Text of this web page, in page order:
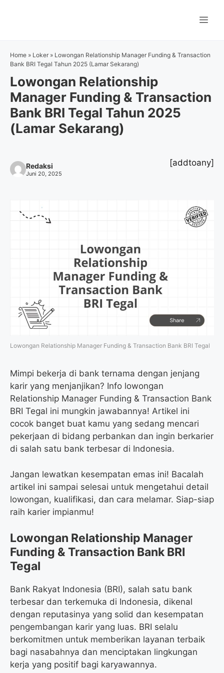
Home » Loker » Lowongan Relationship Manager Funding & Transaction
Bank BRI Tegal Tahun 2025 (Lamar Sekarang)
Lowongan Relationship
Manager Funding & Transaction
Bank BRI Tegal Tahun 2025
(Lamar Sekarang)
Redaksi
Juni 20, 2025
[addtoany]
Lowongan Relationship Manager Funding & Transaction Bank BRI Tegal
Mimpi bekerja di bank ternama dengan jenjang
karir yang menjanjikan? Info lowongan
Relationship Manager Funding & Transaction Bank
BRI Tegal ini mungkin jawabannya! Artikel ini
cocok banget buat kamu yang sedang mencari
pekerjaan di bidang perbankan dan ingin berkarier
di salah satu bank terbesar di Indonesia.
Jangan lewatkan kesempatan emas ini! Bacalah
artikel ini sampai selesai untuk mengetahui detail
lowongan, kualifikasi, dan cara melamar. Siap-siap
raih karier impianmu!
Lowongan Relationship Manager
Funding & Transaction Bank BRI
Tegal
Bank Rakyat Indonesia (BRI), salah satu bank
terbesar dan terkemuka di Indonesia, dikenal
dengan reputasinya yang solid dan kesempatan
pengembangan karir yang luas. BRI selalu
berkomitmen untuk memberikan layanan terbaik
bagi nasabahnya dan menciptakan lingkungan
kerja yang positif bagi karyawannya.